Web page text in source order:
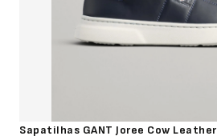
Sapatilhas GANT Joree Cow Leather